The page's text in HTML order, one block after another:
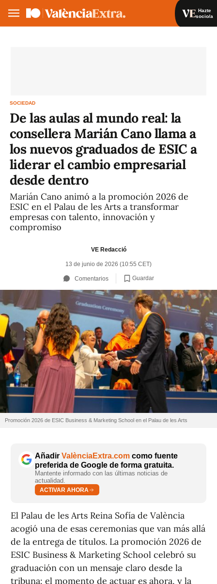
Hazte
socio/a
SOCIEDAD
De las aulas al mundo real: la
consellera Marián Cano llama a
los nuevos graduados de ESIC a
liderar el cambio empresarial
desde dentro
Marián Cano animó a la promoción 2026 de
ESIC en el Palau de les Arts a transformar
empresas con talento, innovación y
compromiso
VE Redacció
13 de junio de 2026 (10:55 CET)
Comentarios Guardar
Promoción 2026 de ESIC Business & Marketing School en el Palau de les Arts
Añadir ValènciaExtra.com como fuente
preferida de Google de forma gratuita.
Mantente informado con las últimas noticias de
actualidad.
ACTIVAR AHORA
El Palau de les Arts Reina Sofía de València
acogió una de esas ceremonias que van más allá
de la entrega de títulos. La promoción 2026 de
ESIC Business & Marketing School celebró su
graduación con un mensaje claro desde la
tribuna: el momento de actuar es ahora, y la